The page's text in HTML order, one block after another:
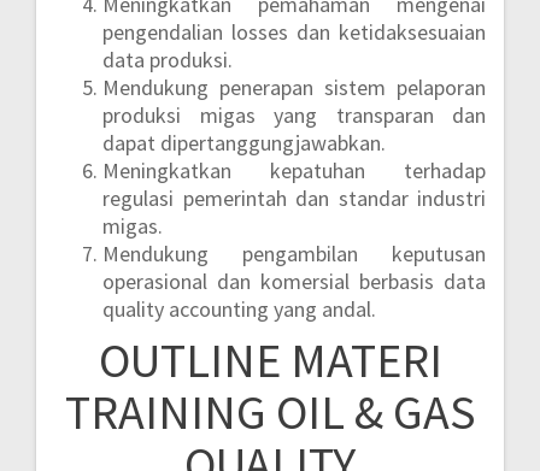
pengendalian losses dan ketidaksesuaian
data produksi.
Mendukung penerapan sistem pelaporan
produksi migas yang transparan dan
dapat dipertanggungjawabkan.
Meningkatkan kepatuhan terhadap
regulasi pemerintah dan standar industri
migas.
Mendukung pengambilan keputusan
operasional dan komersial berbasis data
quality accounting yang andal.
OUTLINE MATERI
TRAINING OIL & GAS